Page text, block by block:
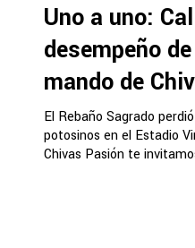
Uno a uno:
desempeño
mando de
El Rebaño Sagrado
potosinos en el Estadio
Chivas Pasión te